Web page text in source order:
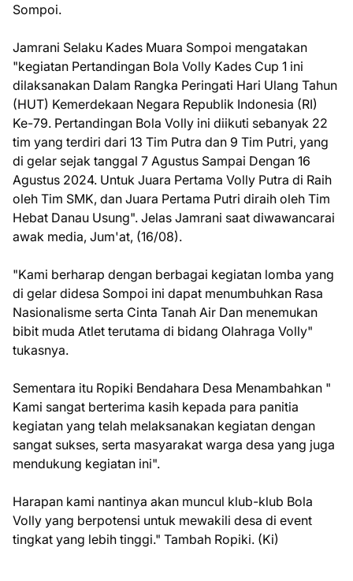
Sompoi.
Jamrani Selaku Kades Muara Sompoi mengatakan
"kegiatan Pertandingan Bola Volly Kades Cup 1 ini
dilaksanakan Dalam Rangka Peringati Hari Ulang Tahun
(HUT) Kemerdekaan Negara Republik Indonesia (RI)
Ke-79. Pertandingan Bola Volly ini diikuti sebanyak 22
tim yang terdiri dari 13 Tim Putra dan 9 Tim Putri, yang
di gelar sejak tanggal 7 Agustus Sampai Dengan 16
Agustus 2024. Untuk Juara Pertama Volly Putra di Raih
oleh Tim SMK, dan Juara Pertama Putri diraih oleh Tim
Hebat Danau Usung". Jelas Jamrani saat diwawancarai
awak media, Jum'at, (16/08).
"Kami berharap dengan berbagai kegiatan lomba yang
di gelar didesa Sompoi ini dapat menumbuhkan Rasa
Nasionalisme serta Cinta Tanah Air Dan menemukan
bibit muda Atlet terutama di bidang Olahraga Volly"
tukasnya.
Sementara itu Ropiki Bendahara Desa Menambahkan "
Kami sangat berterima kasih kepada para panitia
kegiatan yang telah melaksanakan kegiatan dengan
sangat sukses, serta masyarakat warga desa yang juga
mendukung kegiatan ini".
Harapan kami nantinya akan muncul klub-klub Bola
Volly yang berpotensi untuk mewakili desa di event
tingkat yang lebih tinggi." Tambah Ropiki. (Ki)